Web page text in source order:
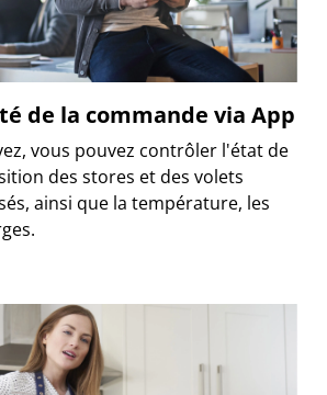
de la commande via App
vous pouvez contrôler l'état de
des stores et des volets
ainsi que la température, les